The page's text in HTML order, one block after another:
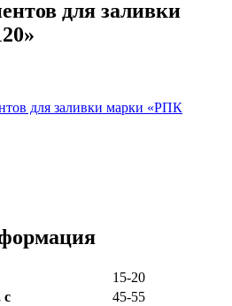
для заливки
15-20
с
45-55